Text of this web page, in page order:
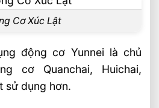
lật cũng là một ma trận về
sản phẩm
Quan
Cơ Xúc Lật
động cơ Yunnei là chủ
cơ Quanchai, Huichai,
sử dụng hơn.